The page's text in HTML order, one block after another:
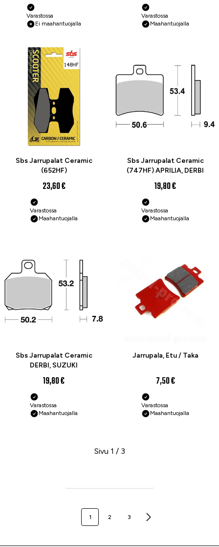
Varastossa
Ei maahantuojalla
Varastossa
Maahantuojalla
Sbs Jarrupalat Ceramic
(652HF)
23,60 €
Varastossa
Maahantuojalla
Sbs Jarrupalat Ceramic
(747HF) APRILIA, DERBI
19,80 €
Varastossa
Maahantuojalla
Sbs Jarrupalat Ceramic
DERBI, SUZUKI
19,80 €
Varastossa
Maahantuojalla
Jarrupala, Etu / Taka
7,50 €
Varastossa
Maahantuojalla
Sivu 1 / 3
1 2 3